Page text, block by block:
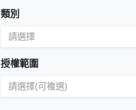
類別
請選擇
授權範圍
請選擇(可複選)